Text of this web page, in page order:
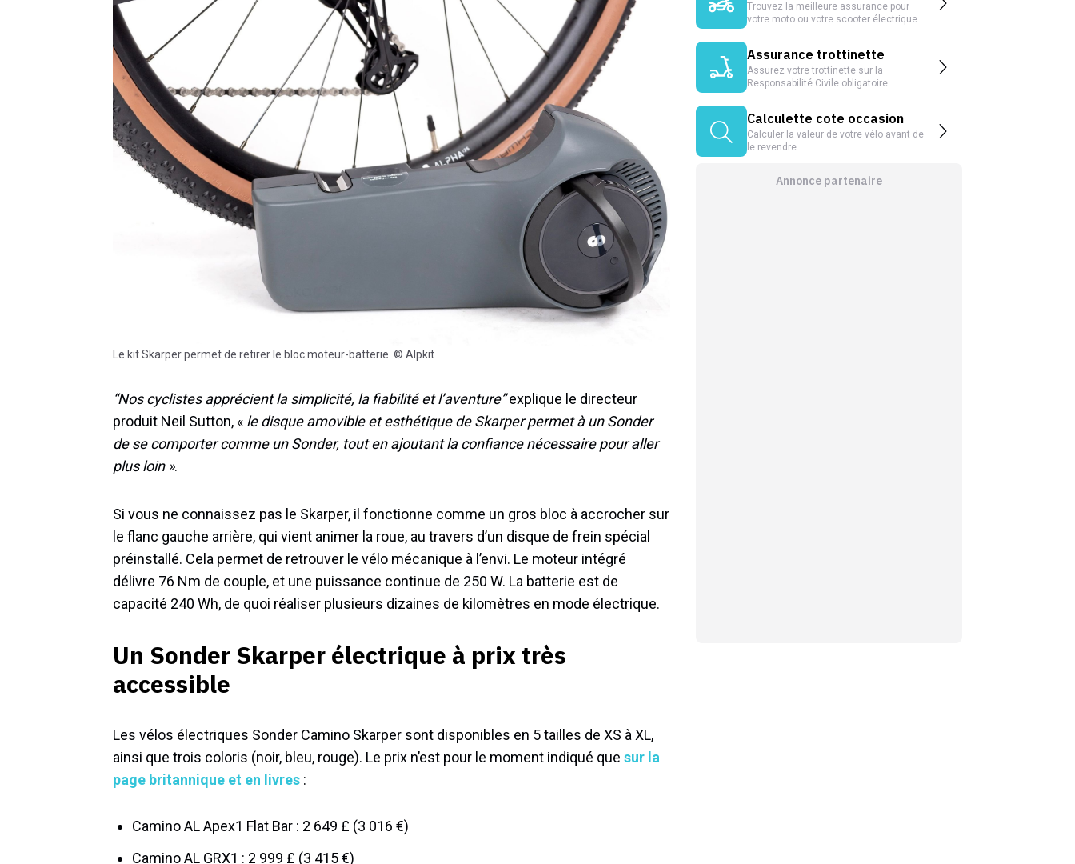
Le kit Skarper permet de retirer le bloc moteur-batterie. © Alpkit
“Nos cyclistes apprécient la simplicité, la fiabilité et l’aventure”explique le directeur
produit Neil Sutton, « le disque amovible et esthétique de Skarper permet à un Sonder
de se comporter comme un Sonder, tout en ajoutant la confiance nécessaire pour aller
plus loin ».
Si vous ne connaissez pas le Skarper, il fonctionne comme un gros bloc à accrocher sur
le flanc gauche arrière, qui vient animer la roue, au travers d’un disque de frein spécial
préinstallé. Cela permet de retrouver le vélo mécanique à l’envi. Le moteur intégré
délivre 76 Nm de couple, et une puissance continue de 250 W. La batterie est de
capacité 240 Wh, de quoi réaliser plusieurs dizaines de kilomètres en mode électrique.
Un Sonder Skarper électrique à prix très
accessible
Les vélos électriques Sonder Camino Skarper sont disponibles en 5 tailles de XS à XL,
ainsi que trois coloris (noir, bleu, rouge). Le prix n’est pour le moment indiqué que sur la
page britannique et en livres :
Camino AL Apex1 Flat Bar : 2 649 £ (3 016 €)
Camino AL GRX1 : 2 999 £ (3 415 €)
Trouvez la meilleure assurance pour
votre moto ou votre scooter électrique
Assurance trottinette
Assurez votre trottinette sur la
Responsabilité Civile obligatoire
Calculette cote occasion
Calculer la valeur de votre vélo avant de
le revendre
Annonce partenaire